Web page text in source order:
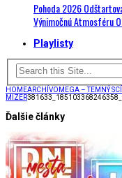
Pohoda 2026
Výnimočnú Atmosféru
Playlisty
HOMEARCHÍVOMEGA – TEMNÝ
MIZER
Ďalšie články